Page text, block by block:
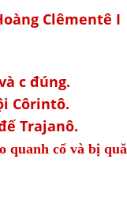
Clêmentê I
c đúng.
Côrintô.
Trajanô.
quanh cổ và bị